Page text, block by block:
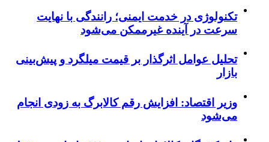
تکنولوژی در خدمت ایمنی؛ رانندگی با نهایت
سرعت در آینده غیرممکن می‌شود
تحلیل عوامل اثرگذار بر قیمت میلگرد و پیش‌بینی
بازار
وزیر اقتصاد: افزایش رقم کالابرگ به زودی انجام
می‌شود